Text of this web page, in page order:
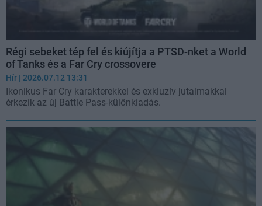
Régi sebeket tép fel és kiújítja a PTSD-nket a World
of Tanks és a Far Cry crossovere
Hír | 2026.07.12 13:31
Ikonikus Far Cry karakterekkel és exkluzív jutalmakkal
érkezik az új Battle Pass-különkiadás.